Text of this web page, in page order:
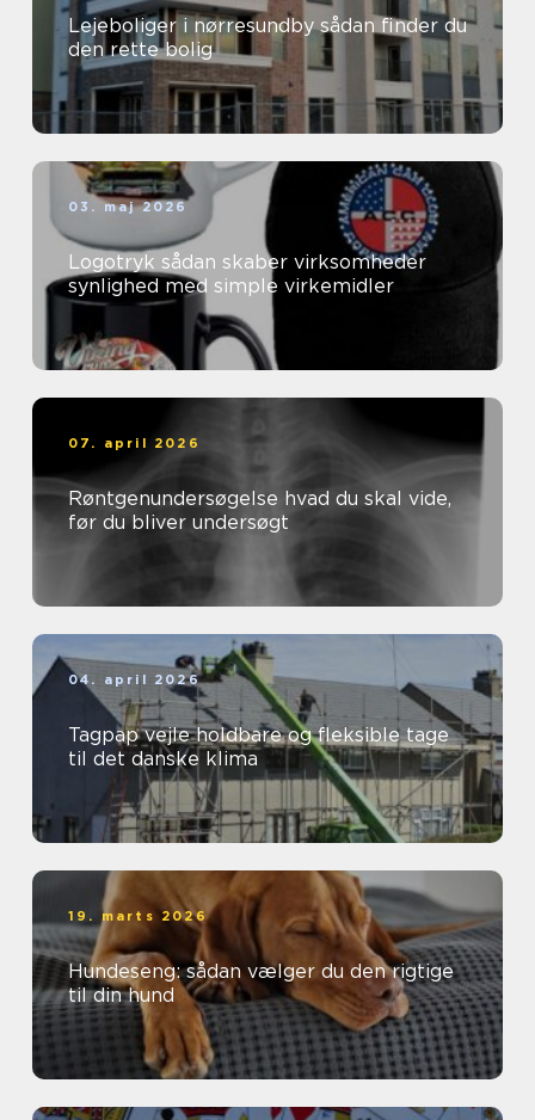
Lejeboliger i nørresundby sådan finder du
den rette bolig
03. maj 2026
Logotryk sådan skaber virksomheder
synlighed med simple virkemidler
07. april 2026
Røntgenundersøgelse hvad du skal vide,
før du bliver undersøgt
04. april 2026
Tagpap vejle holdbare og fleksible tage
til det danske klima
19. marts 2026
Hundeseng: sådan vælger du den rigtige
til din hund